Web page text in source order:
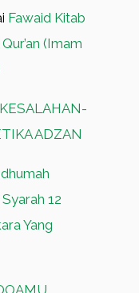
Fawaid Kitab
(Imam
KESALAHAN-
ADZAN
12
Yang